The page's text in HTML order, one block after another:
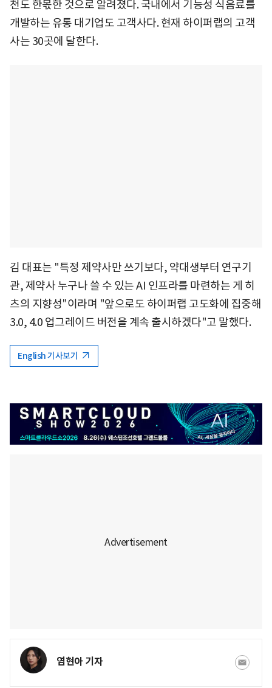
천도 한몫한 것으로 알려졌다. 국내에서 기능성 식음료를
개발하는 유통 대기업도 고객사다. 현재 하이퍼랩의 고객
사는 30곳에 달한다.
김 대표는 "특정 제약사만 쓰기보다, 약대생부터 연구기
관, 제약사 누구나 쓸 수 있는 AI 인프라를 마련하는 게 히
츠의 지향성"이라며 "앞으로도 하이퍼랩 고도화에 집중해
3.0, 4.0 업그레이드 버전을 계속 출시하겠다"고 말했다.
English 기사보기
염현아 기자